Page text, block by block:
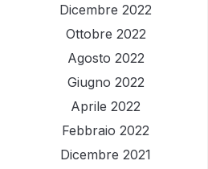
Dicembre 2022
Ottobre 2022
Agosto 2022
Giugno 2022
Aprile 2022
Febbraio 2022
Dicembre 2021